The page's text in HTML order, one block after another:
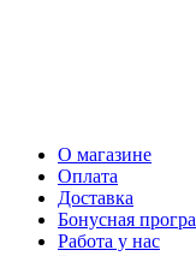
О магазине
Оплата
Доставка
Бонусная
Работа у нас